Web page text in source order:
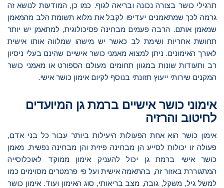
תרגילי כושר בצורה נכונה ובריאה לגוף. כמו כן, המודעות לנושא זה
גרמה לכך שמתאמנים יעדיפו לקבל את מלוא תשומת הלב מהמאמן
שמאמן אותם. הרבה פעמים מבחינה פסיכולוגית, למתאמן יש יותר
תחושת אחריות ושימת לב כאשר יש מישהו שמלווה אותו אישית
לאורך האימונים. ניתן למצוא מאמני כושר אישיים שהינם בעלי ניסיון
רב ותעודות שונות במגוון תחומים מעולם הספורט או מאמני כושר
המקנים שירותי ייעוץ תזונתי בנוסף לקיום אימון כושר אישי.
אימוני כושר אישיים ברמת גן המיועדים
לחיטוב והרזיה
אימון כושר הוא אחת הפעולות היעילות ביותר עבור כל בני אדם,
פעולה זו יכולות לסייע הן מבחינה פיזית והן מבחינה נפשית. מאמן
כושר אישי ברמת גן יכול להעניק אימון ממוקד לאוכלוסייה
המתגוררת באזור זה, בהתאמה אישית ועל פי פרמטרים מסוימים כמו
למשל גיל, משקל, גובה, מצב בריאותי, סוג האימון ועוד. אימון כושר